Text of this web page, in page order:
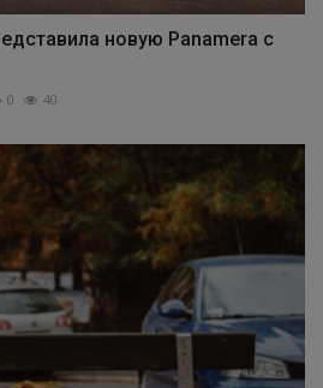
новую Panamera с
0 40